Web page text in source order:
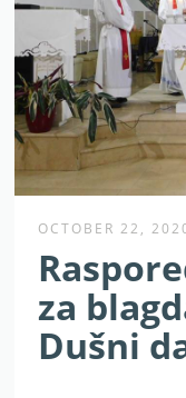
OCTOBER 22,
za
Dušni